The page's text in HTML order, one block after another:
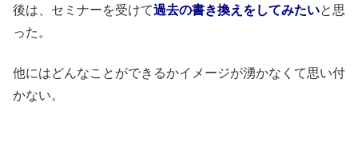
後は、セミナーを受けて過去の書き換えをしてみたいと思
った。
他にはどんなことができるかイメージが湧かなくて思い付
かない。